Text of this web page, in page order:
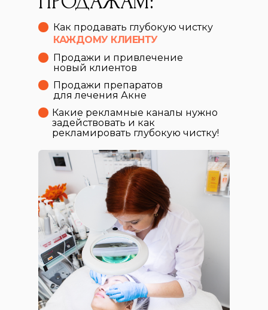
КАЖДОМУ КЛИЕНТУ
Продажи и привлечение
новый клиентов
Продажи препаратов
для лечения Акне
Как продавать глубокую чистку
Какие рекламные каналы нужно
задействовать и как
рекламировать глубокую чистку!